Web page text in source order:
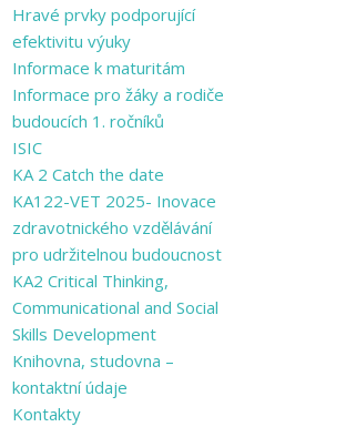
Hravé prvky podporující
efektivitu výuky
Informace k maturitám
Informace pro žáky a rodiče
budoucích 1. ročníků
ISIC
KA 2 Catch the date
KA122-VET 2025- Inovace
zdravotnického vzdělávání
pro udržitelnou budoucnost
KA2 Critical Thinking,
Communicational and Social
Skills Development
Knihovna, studovna –
kontaktní údaje
Kontakty